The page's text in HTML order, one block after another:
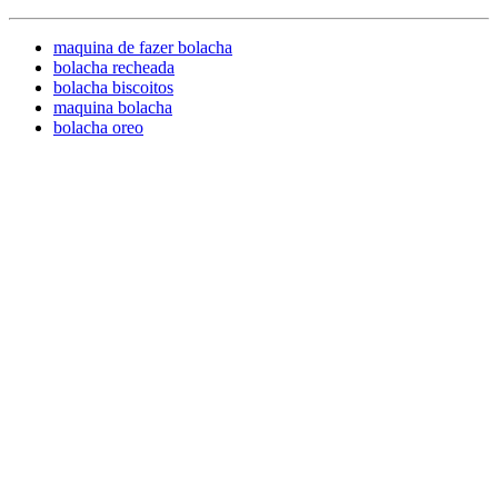
maquina de fazer bolacha
bolacha recheada
bolacha biscoitos
maquina bolacha
bolacha oreo